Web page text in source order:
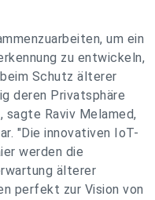
um ein
zu entwickeln,
Schutz älterer
deren Privatsphäre
sagte Raviv Melamed,
"Die innovativen IoT-
werden die
älterer
perfekt zur Vision von